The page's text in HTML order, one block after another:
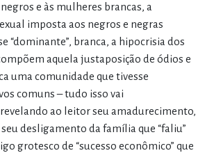
e às mulheres brancas, a
imposta aos negros e negras
“dominante”, branca, a hipocrisia dos
aquela justaposição de ódios e
uma comunidade que tivesse
comuns – tudo isso vai
ao leitor seu amadurecimento,
desligamento da família que “faliu”
grotesco de “sucesso econômico” que